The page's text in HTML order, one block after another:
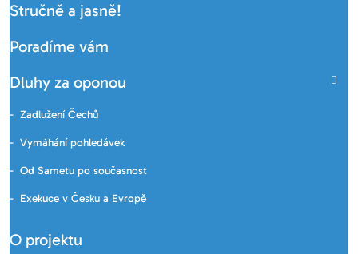
Stručně a jasně!
Poradíme vám
Dluhy za oponou
Zadlužení Čechů
Vymáhání pohledávek
Od Sametu po současnost
Exekuce v Česku a Evropě
O projektu